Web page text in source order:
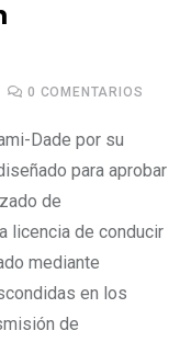
0 COMENTARIOS
Dade por su
para aprobar
de
licencia de conducir
mediante
en los
de